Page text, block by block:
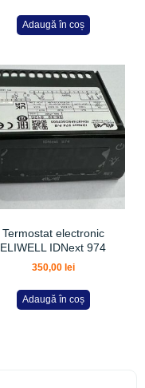
Adaugă în coș
Termostat electronic
ELIWELL IDNext 974
350,00 lei
Adaugă în coș